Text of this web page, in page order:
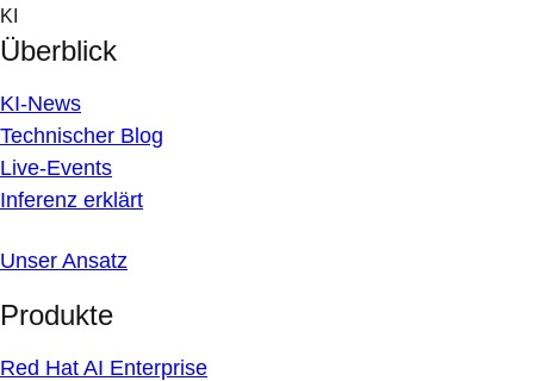
Skip
to
content
KI
Überblick
KI-News
Technischer Blog
Live-Events
Inferenz erklärt
Unser Ansatz
Produkte
Red Hat AI Enterprise